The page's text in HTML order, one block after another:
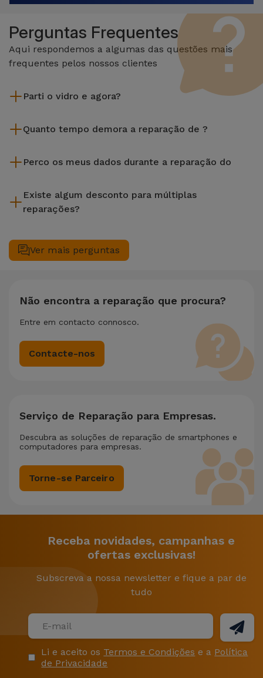
Perguntas Frequentes
Aqui respondemos a algumas das questões mais
frequentes pelos nossos clientes
Parti o vidro e agora?
a loja mais próxima de si.
Quanto tempo demora a reparação de ?
efetuada em aproximadamente 20 a 30 minutos.
Perco os meus dados durante a reparação do
sempre recomendável fazer um backup. A página também
menciona um serviço de Passagem de Dados (29,95 €) caso
Existe algum desconto para múltiplas
reparações?
seu equipamento. Caso o seu necessite de duas ou mais
intervenções técnicas realizadas em simultâneo, aplicamos
Ver mais perguntas
Não encontra a reparação que procura?
Entre em contacto connosco.
Contacte-nos
Serviço de Reparação para Empresas.
Descubra as soluções de reparação de smartphones e
computadores para empresas.
Torne-se Parceiro
Receba novidades, campanhas e
ofertas exclusivas!
Subscreva a nossa newsletter e fique a par de
tudo
Li e aceito os Termos e Condições e a Política
de Privacidade